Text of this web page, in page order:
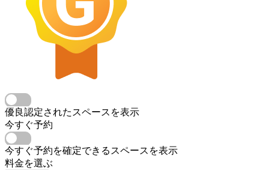
優良認定されたスペースを表示
今すぐ予約
今すぐ予約を確定できるスペースを表示
料金を選ぶ